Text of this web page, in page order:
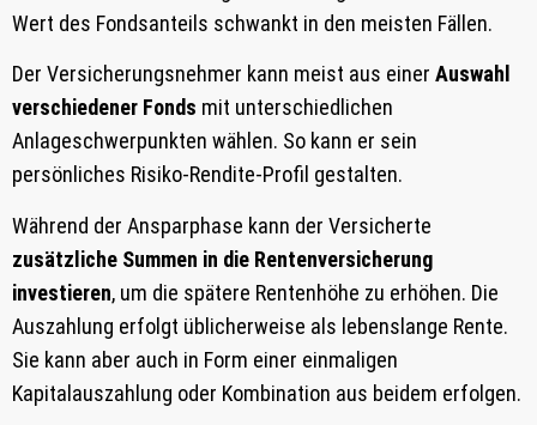
Wert des Fondsanteils schwankt in den meisten Fällen.
Der Versicherungsnehmer kann meist aus einer Auswahl
verschiedener Fonds mit unterschiedlichen
Anlageschwerpunkten wählen. So kann er sein
persönliches Risiko-Rendite-Profil gestalten.
Während der Ansparphase kann der Versicherte
zusätzliche Summen in die Rentenversicherung
investieren, um die spätere Rentenhöhe zu erhöhen. Die
Auszahlung erfolgt üblicherweise als lebenslange Rente.
Sie kann aber auch in Form einer einmaligen
Kapitalauszahlung oder Kombination aus beidem erfolgen.